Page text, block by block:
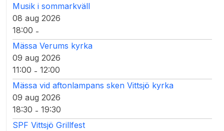
Musik i sommarkväll
08 aug 2026
18:00 -
Mässa Verums kyrka
09 aug 2026
11:00 - 12:00
Mässa vid aftonlampans sken Vittsjö kyrka
09 aug 2026
18:30 - 19:30
SPF Vittsjö Grillfest